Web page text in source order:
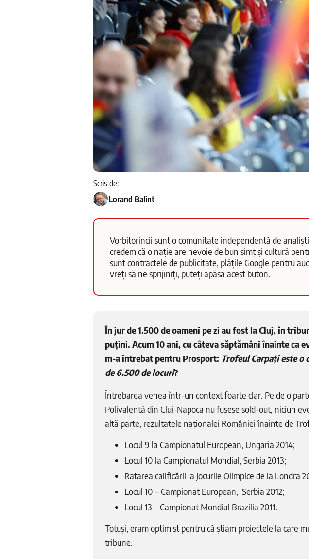
Scris de:
Lorand Balint
Vorbitorincii sunt o comunitate independentă de
credem că o nație are nevoie de bun simț și cultură
sunt contractele de publicitate, plățile Google pentru
vreți să ne sprijiniți, puteți apăsa acest buton.
În jur de 1.500 de oameni pe zi au fost la Cluj, în
puțini. Acum 10 ani, cu câteva săptămâni înainte ca
m-a întrebat pentru Prosport: Trofeul Carpați este o
de 6.500 de locuri?
Întrebarea venea într-un context foarte clar. Pe de o
Polivalentă din Cluj-Napoca nu fusese sold-out, niciun
altă parte, rezultatele naționalei României înainte de
Locul 9 la Campionatul European, Ungaria 2014;
Locul 10 la Campionatul Mondial, Serbia 2013;
Ratarea calificării la Jocurile Olimpice de la Londra
Locul 10 – Campionat European, Serbia 2012;
Locul 13 – Campionat Mondial Brazilia 2011.
Totuși, eram optimist pentru că știam proiectele la care
tribune.